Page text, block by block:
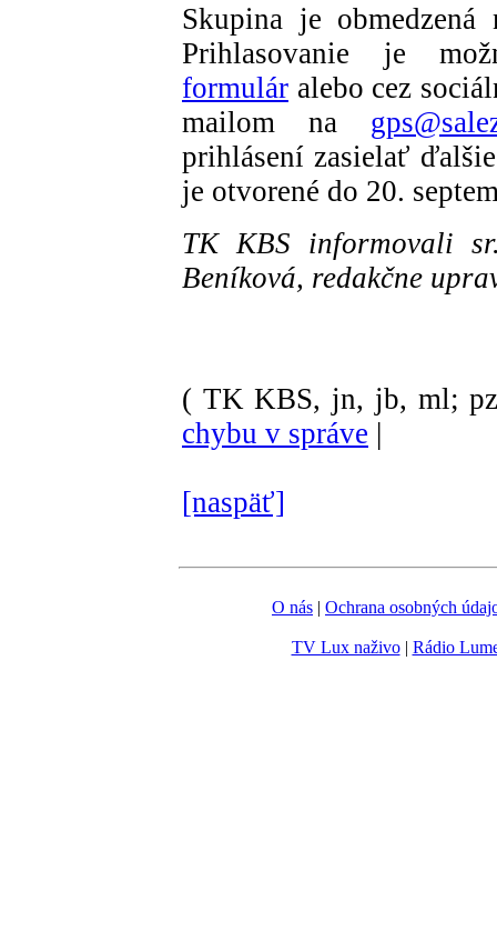
Skupina je
Prihlasovanie je
formulár alebo cez
mailom na
prihlásení zasielať
je otvorené do 20.
TK KBS informovali
Beníková, redakčne
( TK KBS, jn, jb, ml;
chybu v správe |
[naspäť]
O nás | Ochrana osobných
TV Lux naživo| Rádio